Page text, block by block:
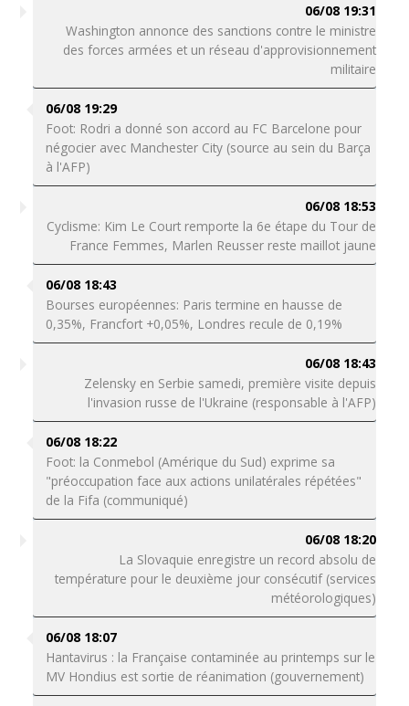
06/08 19:31
Washington annonce des sanctions contre le ministre
des forces armées et un réseau d'approvisionnement
militaire
06/08 19:29
Foot: Rodri a donné son accord au FC Barcelone pour
négocier avec Manchester City (source au sein du Barça
à l'AFP)
06/08 18:53
Cyclisme: Kim Le Court remporte la 6e étape du Tour de
France Femmes, Marlen Reusser reste maillot jaune
06/08 18:43
Bourses européennes: Paris termine en hausse de
0,35%, Francfort +0,05%, Londres recule de 0,19%
06/08 18:43
Zelensky en Serbie samedi, première visite depuis
l'invasion russe de l'Ukraine (responsable à l'AFP)
06/08 18:22
Foot: la Conmebol (Amérique du Sud) exprime sa
"préoccupation face aux actions unilatérales répétées"
de la Fifa (communiqué)
06/08 18:20
La Slovaquie enregistre un record absolu de
température pour le deuxième jour consécutif (services
météorologiques)
06/08 18:07
Hantavirus : la Française contaminée au printemps sur le
MV Hondius est sortie de réanimation (gouvernement)